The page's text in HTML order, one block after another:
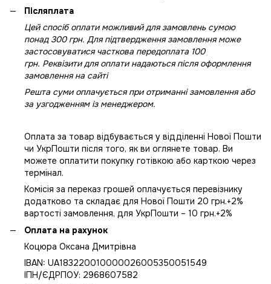
Післяплата
Цей спосіб оплати можливий для замовлень сумою
понад 300 грн. Для підтвердження замовлення може
застосовуватися часткова передоплата 100
грн. Реквізити для оплати надаються після оформлення
замовлення на сайті
Решта суми оплачується при отриманні замовлення або
за узгодженням із менеджером.
Оплата за товар відбувається у відділенні Нової Пошти
чи УкрПошти після того, як ви оглянете товар. Ви
можете оплатити покупку готівкою або карткою через
термінал.
Комісія за переказ грошей оплачується перевізнику
додатково та складає для Нової Пошти 20 грн.+2%
вартості замовлення, для УкрПошти – 10 грн.+2%
Оплата на рахунок
Коцюра Оксана Дмитрівна
IBAN: UA183220010000026005350051549
IПН/ЄДРПОУ: 2968607582